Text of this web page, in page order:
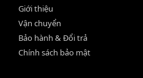
Giới thiệu
Vận chuyển
Bảo hành & Đổi trả
Chính sách bảo mật